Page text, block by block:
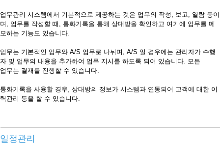
업무관리 시스템에서 기본적으로 제공하는 것은 업무의 작성, 보고, 열람 등이
며, 업무를 작성할 때, 통화기록을 통해 상대방을 확인하고 여기에 업무를 메
모하는 기능도 있습니다.
업무는 기본적인 업무와 A/S 업무로 나뉘며, A/S 일 경우에는 관리자가 수행
자 및 업무의 내용을 추가하여 업무 지시를 하도록 되어 있습니다. 모든
업무는 결재를 진행할 수 있습니다.
통화기록을 사용할 경우, 상대방의 정보가 시스템과 연동되어 고객에 대한 이
력관리 등을 할 수 있습니다.
일정관리